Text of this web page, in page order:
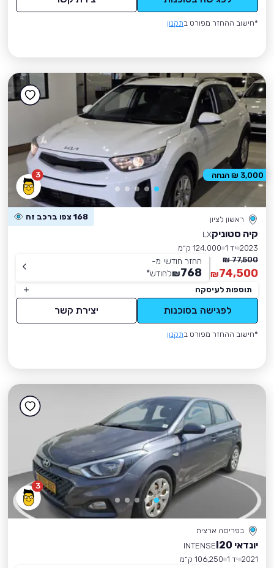
*חישוב ההחזר מפורט בתקנון
3
ראשון לציון 168 צפו ברכב זה
קיה סטוניקLX
2023 יד 1
124,000 ק״מ
77,500 ₪
74,500
₪
החזר חודשי מ-
768
₪לחודש*
תוספות לעיסקה
לפגישה בסוכנות יצירת קשר
*חישוב ההחזר מפורט בתקנון
3,000 ₪ הנחה
3
בפריסה ארצית
יונדאי I20
INTENSE
2021 יד 1
106,250 ק״מ